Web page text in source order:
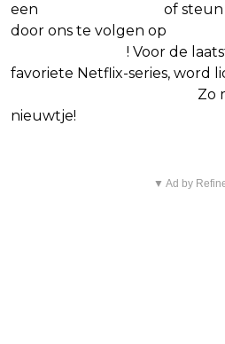
een
of steun
door ons te volgen op
! Voor de
favoriete Netflix-series, word
Zo
nieuwtje!
▼ Ad by